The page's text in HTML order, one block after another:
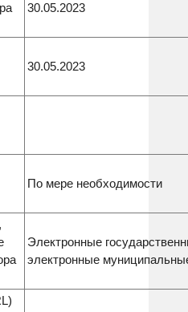
30.05.2023
30.05.2023
По мере необходимости
Электронные
электронные